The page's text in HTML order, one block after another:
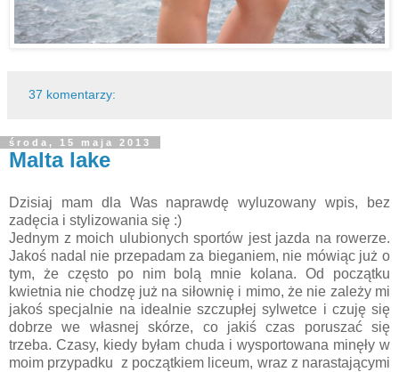
37 komentarzy:
środa, 15 maja 2013
Malta lake
Dzisiaj mam dla Was naprawdę wyluzowany wpis, bez
zadęcia i stylizowania się :)
Jednym z moich ulubionych sportów jest jazda na rowerze.
Jakoś nadal nie przepadam za bieganiem, nie mówiąc już o
tym, że często po nim bolą mnie kolana. Od początku
kwietnia nie chodzę już na siłownię i mimo, że nie zależy mi
jakoś specjalnie na idealnie szczupłej sylwetce i czuję się
dobrze we własnej skórze, co jakiś czas poruszać się
trzeba. Czasy, kiedy byłam chuda i wysportowana minęły w
moim przypadku z początkiem liceum, wraz z narastającymi